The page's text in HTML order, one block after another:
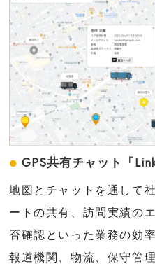
GPS共有チャット「
地図とチャットを通して
ートの共有、訪問実績の
否確認といった業務の効
報道機関、物流、保守管